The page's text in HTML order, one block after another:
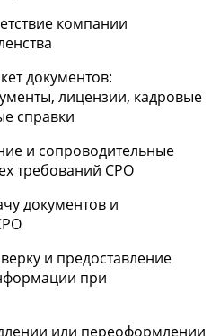
компании
документов:
лицензии, кадровые
справки
и сопроводительные
требований СРО
документов и
и предоставление
при
или переоформлении